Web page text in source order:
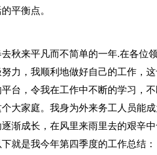
平衡点。
秋来平凡而不简单的一年.在各位
力，我顺利地做好自己的工作，
台，令我在工作中不断的学习，
大家庭。我身为外来务工人员能
渐成长，在风里来雨里去的艰辛
就是我今年第四季度的工作总结：